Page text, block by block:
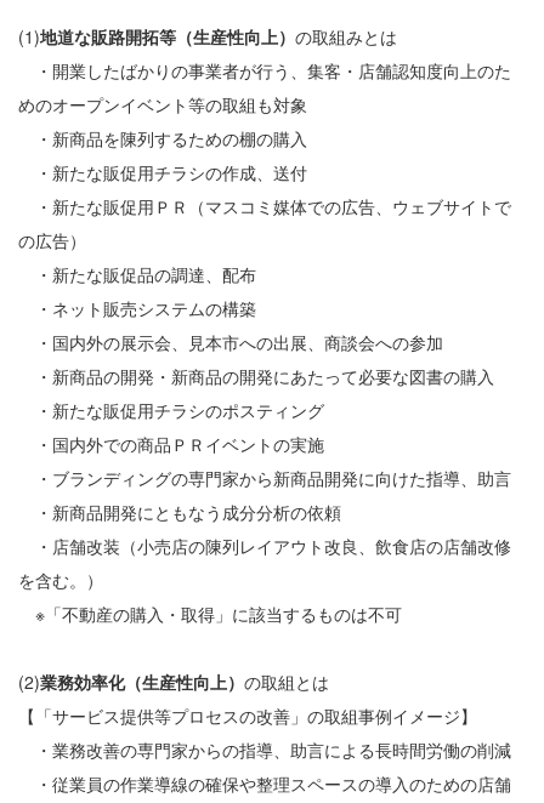
(1)地道な販路開拓等（生産性向上） の取組みとは
・開業したばかりの事業者が行う、集客・店舗認知度向上のた
めのオープンイベント等の取組も対象
・新商品を陳列するための棚の購入
・新たな販促用チラシの作成、送付
・新たな販促用ＰＲ（マスコミ媒体での広告、ウェブサイトで
の広告）
・新たな販促品の調達、配布
・ネット販売システムの構築
・国内外の展示会、見本市への出展、商談会への参加
・新商品の開発・新商品の開発にあたって必要な図書の購入
・新たな販促用チラシのポスティング
・国内外での商品ＰＲイベントの実施
・ブランディングの専門家から新商品開発に向けた指導、助言
・新商品開発にともなう成分分析の依頼
・店舗改装（小売店の陳列レイアウト改良、飲食店の店舗改修
を含む。）
※「不動産の購入・取得」に該当するものは不可
(2)業務効率化（生産性向上） の取組とは
【「サービス提供等プロセスの改善」の取組事例イメージ】
・業務改善の専門家からの指導、助言による長時間労働の削減
・従業員の作業導線の確保や整理スペースの導入のための店舗